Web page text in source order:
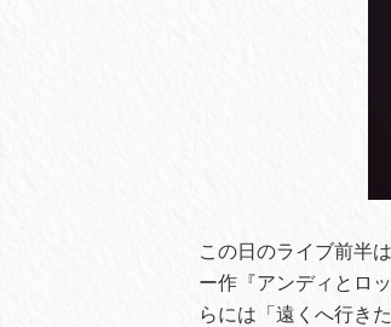
この日のライブ前半
ー作『アンディとロ
らには「遠くへ行き